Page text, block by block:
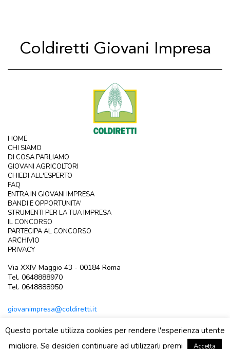
Coldiretti Giovani Impresa
HOME
CHI SIAMO
DI COSA PARLIAMO
GIOVANI AGRICOLTORI
CHIEDI ALL'ESPERTO
FAQ
ENTRA IN GIOVANI IMPRESA
BANDI E OPPORTUNITA'
STRUMENTI PER LA TUA IMPRESA
IL CONCORSO
PARTECIPA AL CONCORSO
ARCHIVIO
PRIVACY
Via XXIV Maggio 43 - 00184 Roma
Tel. 0648888970
Tel. 0648888950
giovanimpresa@coldiretti.it
Questo portale utilizza cookies per rendere l'esperienza utente
migliore. Se desideri continuare ad utilizzarli premi
Accetta